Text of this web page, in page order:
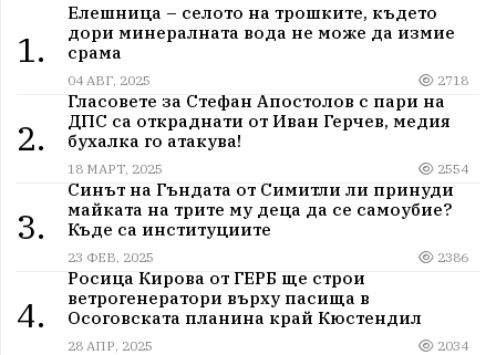
1.
Елешница – селото на трошките, където
дори минералната вода не може да измие
срама
04 АВГ, 2025 2718
2.
Гласовете за Стефан Апостолов с пари на
ДПС са откраднати от Иван Герчев, медия
бухалка го атакува!
18 МАРТ, 2025 2554
3.
Синът на Гъндата от Симитли ли принуди
майката на трите му деца да се самоубие?
Къде са институциите
23 ФЕВ, 2025 2386
4.
Росица Кирова от ГЕРБ ще строи
ветрогенератори върху пасища в
Осоговската планина край Кюстендил
28 АПР, 2025 2034